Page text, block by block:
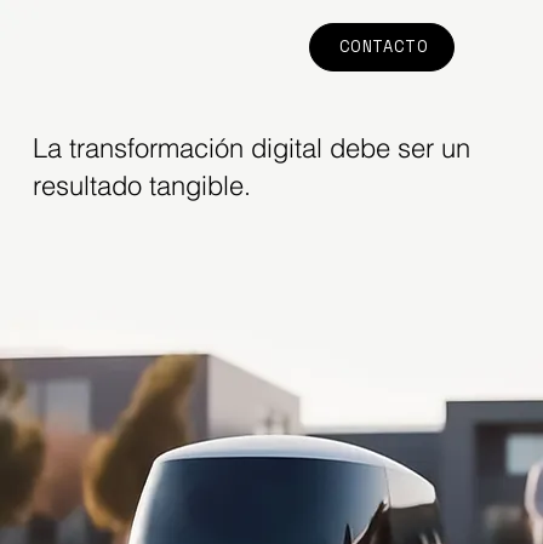
CONTACTO
La transformación digital debe ser un
resultado tangible.